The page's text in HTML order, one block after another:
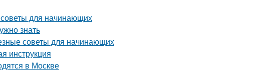
для начинающих
знать
советы для начинающих
инструкция
в Москве